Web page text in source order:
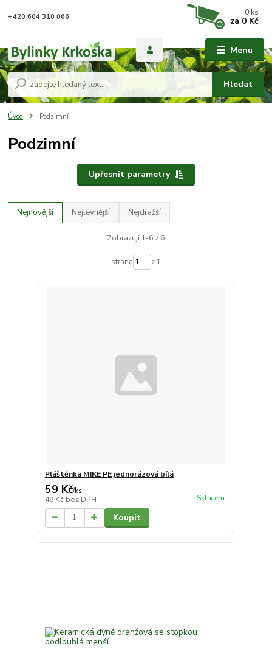
Menu
Hledat
+420 604 310 066 0 ks
za 0 Kč
Úvod Podzimní
Podzimní
Upřesnit parametry
Nejnovější Nejlevnější Nejdražší
Zobrazuji 1-6 z 6
strana z 1
Pláštěnka MIKE PE jednorázová bílá
59 Kč/ks
49 Kč bez DPH Skladem
Koupit